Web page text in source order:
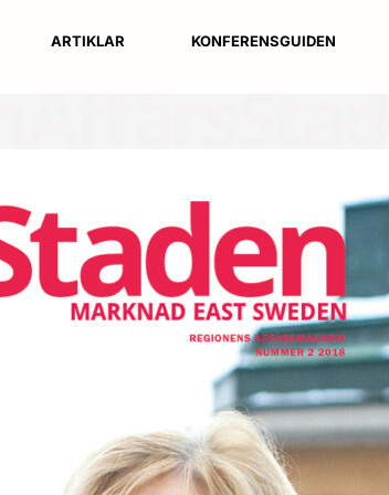
ARTIKLAR KONFERENSGUIDEN